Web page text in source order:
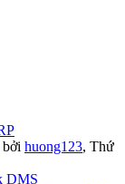
bởi huong123, Thứ